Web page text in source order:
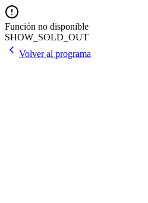
Función no disponible
SHOW_SOLD_OUT
Volver al programa